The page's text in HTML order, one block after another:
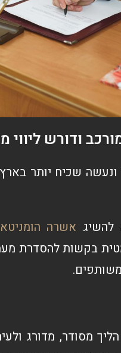
ודורש ליווי
ונעשה שכיח יותר
להשיג אשרה
בקשות להסדרת
הליך מסודר, מדורג